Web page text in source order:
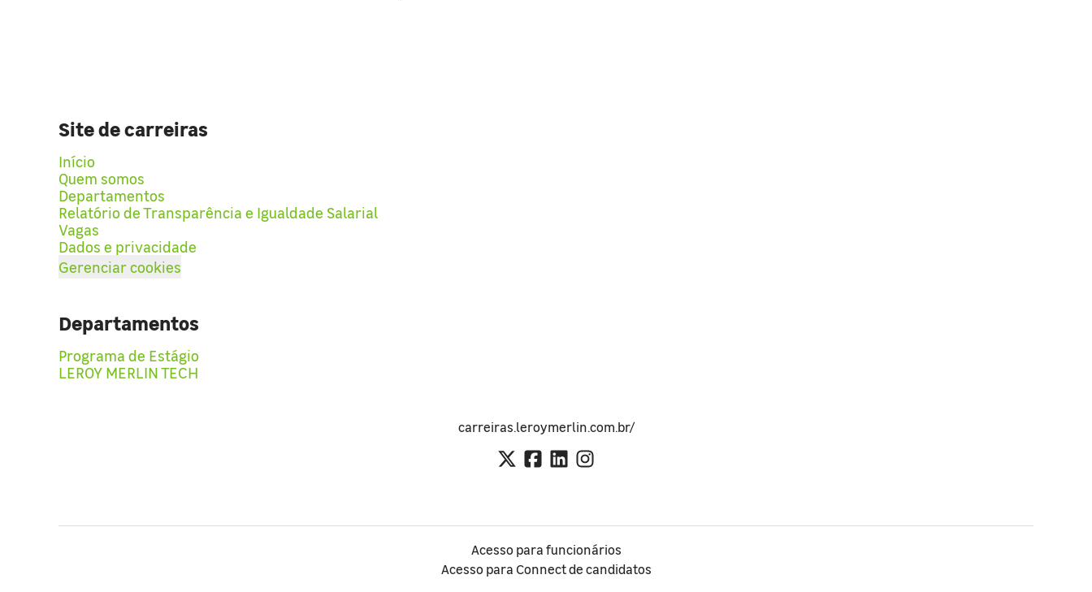
Site de carreiras
Início
Quem somos
Departamentos
Relatório de Transparência e Igualdade Salarial
Vagas
Dados e privacidade
Gerenciar cookies
Departamentos
Programa de Estágio
LEROY MERLIN TECH
carreiras.leroymerlin.com.br/
Acesso para funcionários
Acesso para Connect de candidatos